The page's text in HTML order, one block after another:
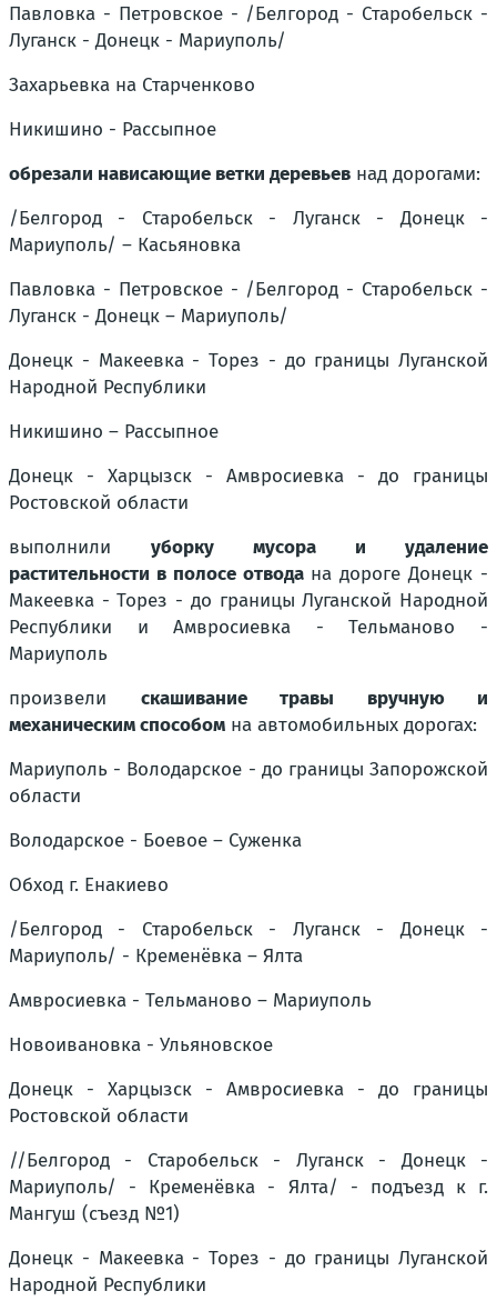
Павловка - Петровское - /Белгород - Старобельск -
Луганск - Донецк - Мариуполь/
Захарьевка на Старченково
Никишино - Рассыпное
обрезали нависающие ветки деревьев над дорогами:
/Белгород - Старобельск - Луганск - Донецк -
Мариуполь/ – Касьяновка
Павловка - Петровское - /Белгород - Старобельск -
Луганск - Донецк – Мариуполь/
Донецк - Макеевка - Торез - до границы Луганской
Народной Республики
Никишино – Рассыпное
Донецк - Харцызск - Амвросиевка - до границы
Ростовской области
выполнили уборку мусора и удаление
растительности в полосе отвода на дорогеДонецк -
Макеевка - Торез - до границы Луганской Народной
Республики и Амвросиевка - Тельманово -
Мариуполь
произвели скашивание травы вручную и
механическим способом на автомобильных дорогах:
Мариуполь - Володарское - до границы Запорожской
области
Володарское - Боевое – Суженка
Обход г. Енакиево
/Белгород - Старобельск - Луганск - Донецк -
Мариуполь/ - Кременёвка – Ялта
Амвросиевка - Тельманово – Мариуполь
Новоивановка - Ульяновское
Донецк - Харцызск - Амвросиевка - до границы
Ростовской области
//Белгород - Старобельск - Луганск - Донецк -
Мариуполь/ - Кременёвка - Ялта/ - подъезд к г.
Мангуш (съезд №1)
Донецк - Макеевка - Торез - до границы Луганской
Народной Республики